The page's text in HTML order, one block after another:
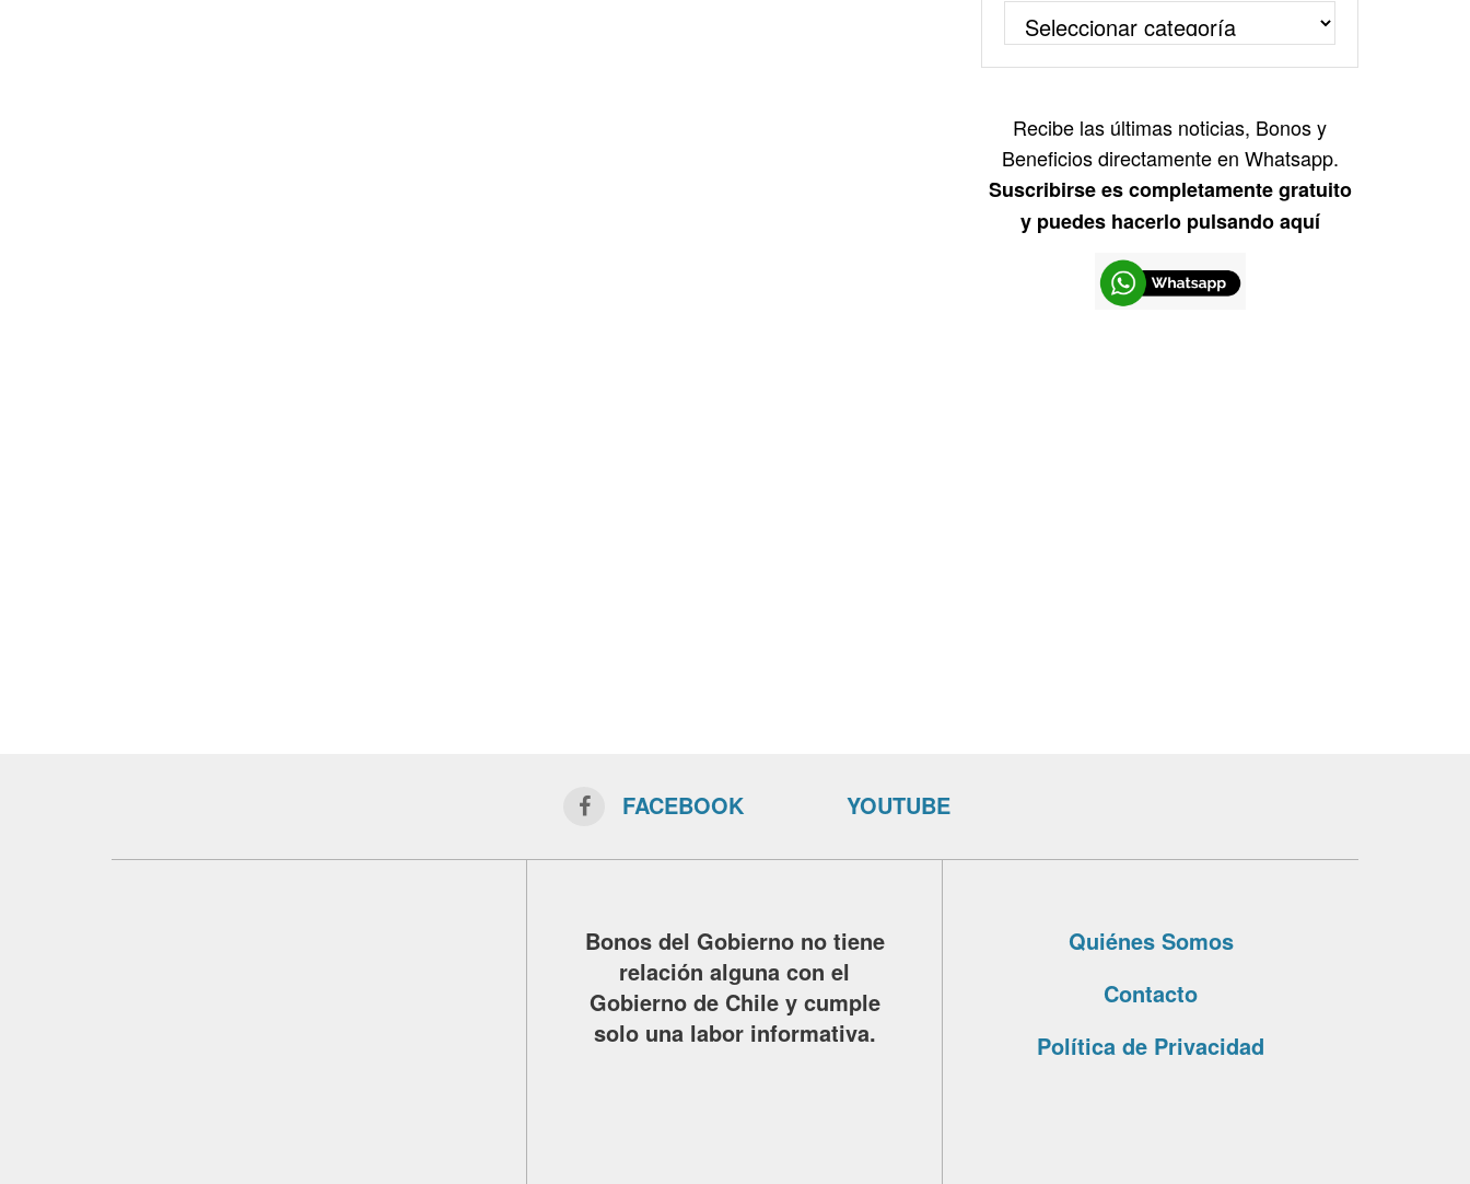
Recibe las últimas noticias, Bonos y
Beneficios directamente en Whatsapp.
Suscribirse es completamente gratuito
y puedes hacerlo pulsando aquí
FACEBOOK YOUTUBE
Bonos del Gobierno no tiene
relación alguna con el
Gobierno de Chile y cumple
solo una labor informativa.
Quiénes Somos
Contacto
Política de Privacidad